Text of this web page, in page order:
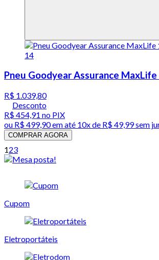
Pneu Goodyear Assurance
R$ 1.039,80
Desconto
R$ 454,91 no PIX
ou R$ 499,90em até 10x de R$ 49,99 sem
COMPRAR AGORA
123
Cupom
Eletroportáteis